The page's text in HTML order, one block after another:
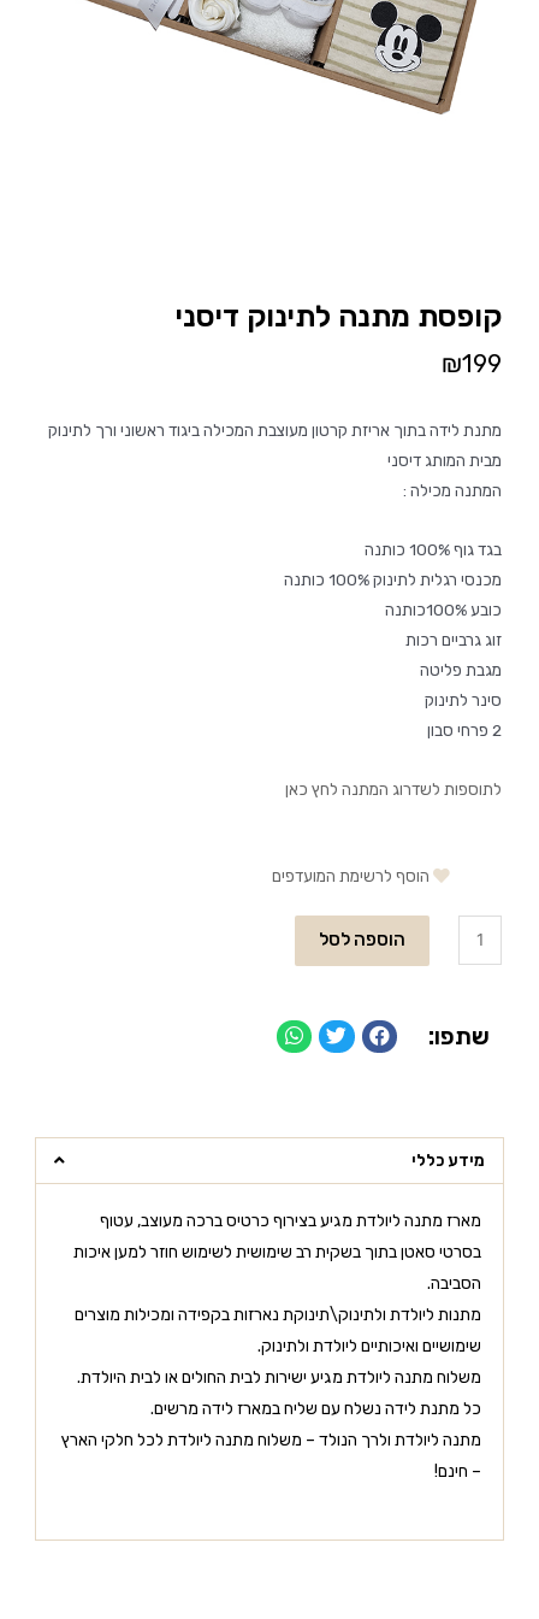
קופסת מתנה לתינוק דיסני
₪199
מתנת לידה בתוך אריזת קרטון מעוצבת המכילה ביגוד ראשוני ורך לתינוק
מבית המותג דיסני
המתנה מכילה :
בגד גוף 100% כותנה
מכנסי רגלית לתינוק 100% כותנה
כובע 100%כותנה
זוג גרביים רכות
מגבת פליטה
סינר לתינוק
2 פרחי סבון
לתוספות לשדרוג המתנה לחץ כאן
הוסף לרשימת המועדפים
הוספה לסל
שתפו:
מידע כללי
מארז מתנה ליולדת מגיע בצירוף כרטיס ברכה מעוצב, עטוף
בסרטי סאטן בתוך בשקית רב שימושית לשימוש חוזר למען איכות
הסביבה.
מתנות ליולדת ולתינוק\תינוקת נארזות בקפידה ומכילות מוצרים
שימושיים ואיכותיים ליולדת ולתינוק.
משלוח מתנה ליולדת מגיע ישירות לבית החולים או לבית היולדת.
כל מתנת לידה נשלח עם שליח במארז לידה מרשים.
מתנה ליולדת ולרך הנולד – משלוח מתנה ליולדת לכל חלקי הארץ
– חינם!